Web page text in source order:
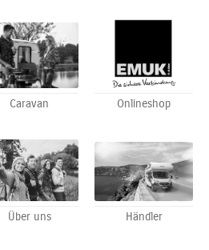
Caravan Onlineshop
Über uns Händler